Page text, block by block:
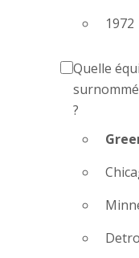
1972
Quelle
?